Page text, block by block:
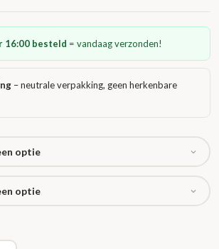
16:00 besteld = vandaag verzonden!
– neutrale verpakking, geen herkenbare